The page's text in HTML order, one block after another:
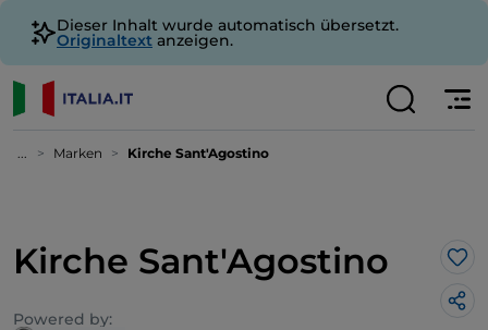
Dieser Inhalt wurde automatisch übersetzt.
Originaltext anzeigen.
... Marken Kirche Sant'Agostino
Kirche Sant'Agostino
Powered by: